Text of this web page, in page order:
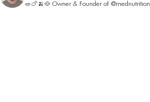
🥗🍗🍌🥘 Owner & Founder of